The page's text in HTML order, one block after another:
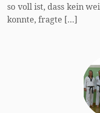
so voll ist, dass kein
konnte, fragte […]